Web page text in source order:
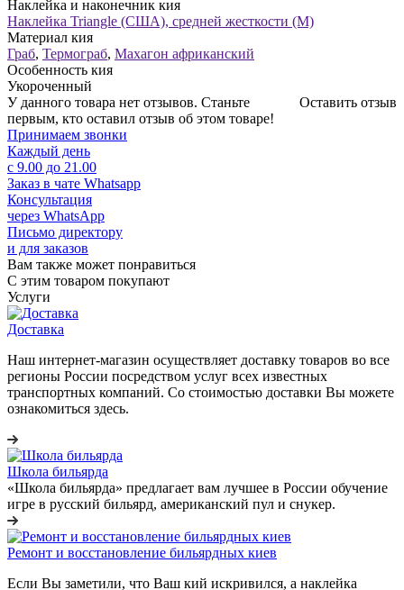
Наклейка и наконечник кия
Наклейка Triangle (США), средней жесткости (М)
Материал кия
Граб, Термограб, Махагон африканский
Особенность кия
Укороченный
Оставить отзыв
У данного товара нет отзывов. Станьте
первым, кто оставил отзыв об этом товаре!
Принимаем звонки
Каждый день
с 9.00 до 21.00
Заказ в чате Whatsapp
Консультация
через WhatsApp
Письмо директору
и для заказов
Вам также может понравиться
С этим товаром покупают
Услуги
Доставка
Наш интернет-магазин осуществляет доставку товаров во все
регионы России посредством услуг всех известных
транспортных компаний. Со стоимостью доставки Вы можете
ознакомиться здесь.
Школа бильярда
«Школа бильярда» предлагает вам лучшее в России обучение
игре в русский бильярд, американский пул и снукер.
Ремонт и восстановление бильярдных киев
Если Вы заметили, что Ваш кий искривился, а наклейка